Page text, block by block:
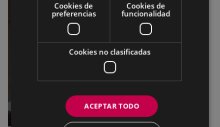
Cookies de
preferencias
Cookies de
funcionalidad
Cookies no clasificadas
ACEPTAR TODO